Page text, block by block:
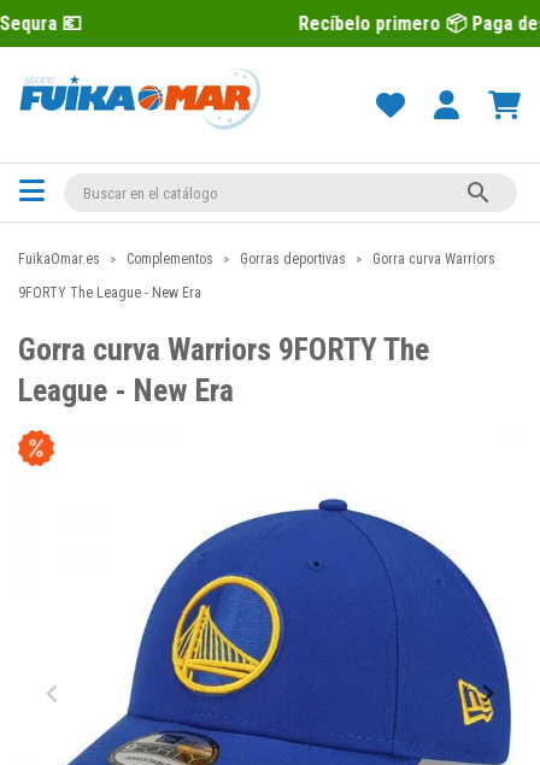
Recíbelo primero 📦 Paga después con

FuikaOmar.es Complementos Gorras deportivas
Gorra curva Warriors
9FORTY The League - New Era
Gorra curva Warriors 9FORTY The
League - New Era